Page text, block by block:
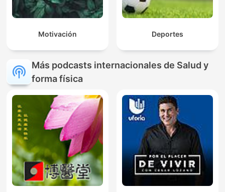
Motivación Deportes
Más podcasts internacionales de Salud y
forma física